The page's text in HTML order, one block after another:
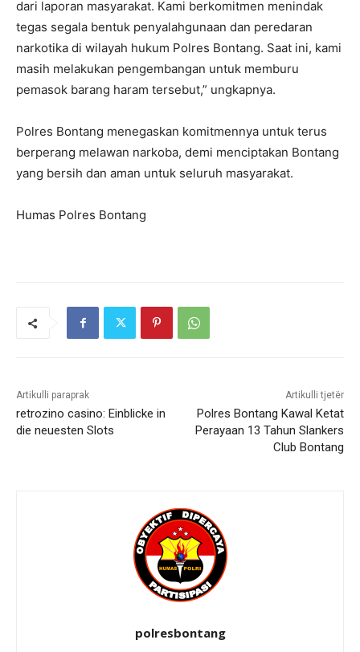
dari laporan masyarakat. Kami berkomitmen menindak
tegas segala bentuk penyalahgunaan dan peredaran
narkotika di wilayah hukum Polres Bontang. Saat ini, kami
masih melakukan pengembangan untuk memburu
pemasok barang haram tersebut,” ungkapnya.
Polres Bontang menegaskan komitmennya untuk terus
berperang melawan narkoba, demi menciptakan Bontang
yang bersih dan aman untuk seluruh masyarakat.
Humas Polres Bontang
Artikulli paraprak
retrozino casino: Einblicke in
die neuesten Slots
Artikulli tjetër
Polres Bontang Kawal Ketat
Perayaan 13 Tahun Slankers
Club Bontang
polresbontang